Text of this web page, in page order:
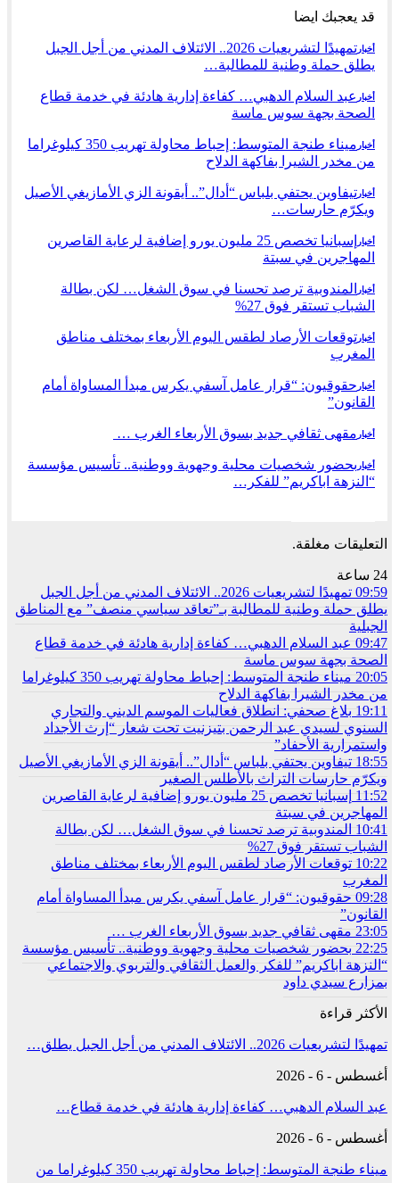
قد يعجبك ايضا
أخبار
تمهيدًا لتشريعيات 2026.. الائتلاف المدني من أجل الجبل
يطلق حملة وطنية للمطالبة…
أخبار عبد السلام الدهبي… كفاءة إدارية هادئة في خدمة قطاع
الصحة بجهة سوس ماسة
أخبار
ميناء طنجة المتوسط: إحباط محاولة تهريب 350 كيلوغراما
من مخدر الشيرا بفاكهة الدلاح
أخبار تيفاوين يحتفي بلباس “أدال”.. أيقونة الزي الأمازيغي الأصيل
ويكرّم حارسات…
أخبار
إسبانيا تخصص 25 مليون يورو إضافية لرعاية القاصرين
المهاجرين في سبتة
أخبار
المندوبية ترصد تحسنا في سوق الشغل… لكن بطالة
الشباب تستقر فوق 27%
أخبار توقعات الأرصاد لطقس اليوم الأربعاء بمختلف مناطق
المغرب
أخبار حقوقيون: “قرار عامل آسفي يكرس مبدأ المساواة أمام
القانون”
أخبار مقهى ثقافي جديد بسوق الأربعاء الغرب …
أخبار بحضور شخصيات محلية وجهوية ووطنية.. تأسيس مؤسسة
“النزهة اباكريم” للفكر…
التعليقات مغلقة.
24 ساعة
09:59
تمهيدًا لتشريعيات 2026.. الائتلاف المدني من أجل الجبل
يطلق حملة وطنية للمطالبة بـ”تعاقد سياسي منصف” مع المناطق
الجبلية
09:47 عبد السلام الدهبي… كفاءة إدارية هادئة في خدمة قطاع
الصحة بجهة سوس ماسة
20:05
ميناء طنجة المتوسط: إحباط محاولة تهريب 350 كيلوغراما
من مخدر الشيرا بفاكهة الدلاح
19:11 بلاغ صحفي: انطلاق فعاليات الموسم الديني والتجاري
السنوي لسيدي عبد الرحمن بتيزنيت تحت شعار “إرث الأجداد
واستمرارية الأحفاد”
18:55 تيفاوين يحتفي بلباس “أدال”.. أيقونة الزي الأمازيغي الأصيل
ويكرّم حارسات التراث بالأطلس الصغير
11:52
إسبانيا تخصص 25 مليون يورو إضافية لرعاية القاصرين
المهاجرين في سبتة
10:41 المندوبية ترصد تحسنا في سوق الشغل… لكن بطالة
الشباب تستقر فوق 27%
10:22 توقعات الأرصاد لطقس اليوم الأربعاء بمختلف مناطق
المغرب
09:28 حقوقيون: “قرار عامل آسفي يكرس مبدأ المساواة أمام
القانون”
23:05 مقهى ثقافي جديد بسوق الأربعاء الغرب …
22:25 بحضور شخصيات محلية وجهوية ووطنية.. تأسيس مؤسسة
“النزهة اباكريم” للفكر والعمل الثقافي والتربوي والاجتماعي
بمزارع سيدي داود
الأكثر قراءة
تمهيدًا لتشريعيات 2026.. الائتلاف المدني من أجل الجبل يطلق…
أغسطس - 6 - 2026
عبد السلام الدهبي… كفاءة إدارية هادئة في خدمة قطاع…
أغسطس - 6 - 2026
ميناء طنجة المتوسط: إحباط محاولة تهريب 350 كيلوغراما من